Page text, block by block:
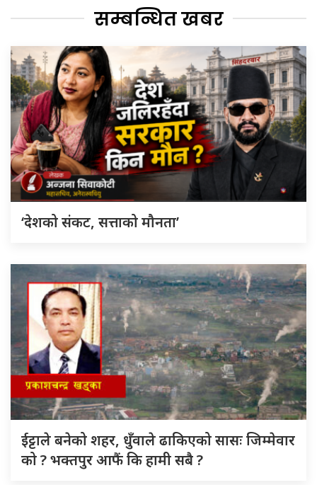
सम्बन्धित खबर
‘देशको संकट, सत्ताको मौनता’
ईट्टाले बनेको शहर, धुँवाले ढाकिएको सासः जिम्मेवार
को ? भक्तपुर आफैं कि हामी सबै ?